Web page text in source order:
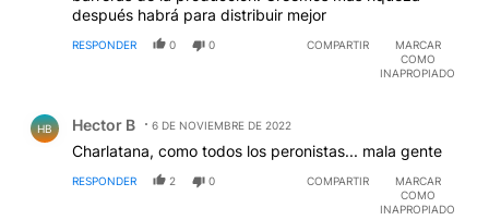
después habrá para distribuir mejor
RESPONDER 0 0 COMPARTIR
MARCAR
COMO
INAPROPIADO
HB Hector B 6 DE NOVIEMBRE DE 2022
Charlatana, como todos los peronistas... mala gente
RESPONDER 2 0 COMPARTIR
MARCAR
COMO
INAPROPIADO